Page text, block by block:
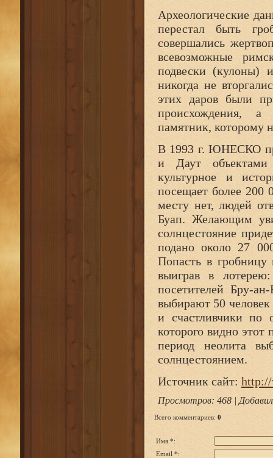
Археологические
перестал быть
совершались
всевозможные
подвески (кулоны)
никогда не
этих даров были
происхождения,
памятник, которому
В 1993 г. ЮНЕСКО
и Даут объектами
культурное и
посещает более 200
месту нет, людей
Буап. Желающим
солнцестояние
подано около 27
Попасть в гробницу
выиграв в
посетителей Бру-
выбирают 50
и счастливчики по
которого видно
период неолита
солнцестоянием.
Источник сайт:
Просмотров: 468 | Добавил
Всего комментариев: 0
Имя *:
Email *: